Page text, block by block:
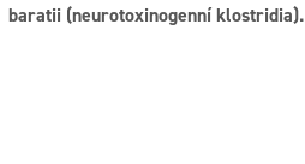
baratii (neurotoxinogenní klostridia).